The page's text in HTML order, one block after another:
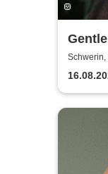
Schwerin,